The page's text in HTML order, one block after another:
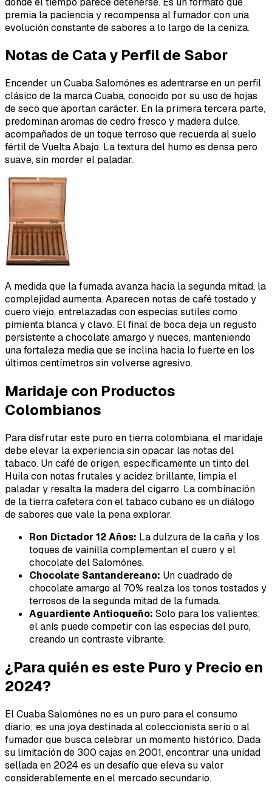
premia la paciencia y recompensa al fumador con una
evolución constante de sabores a lo largo de la ceniza.
Notas de Cata y Perfil de Sabor
Encender un Cuaba Salomónes es adentrarse en un perfil
clásico de la marca Cuaba, conocido por su uso de hojas
de seco que aportan carácter. En la primera tercera parte,
predominan aromas de cedro fresco y madera dulce,
acompañados de un toque terroso que recuerda al suelo
fértil de Vuelta Abajo. La textura del humo es densa pero
suave, sin morder el paladar.
A medida que la fumada avanza hacia la segunda mitad, la
complejidad aumenta. Aparecen notas de café tostado y
cuero viejo, entrelazadas con especias sutiles como
pimienta blanca y clavo. El final de boca deja un regusto
persistente a chocolate amargo y nueces, manteniendo
una fortaleza media que se inclina hacia lo fuerte en los
últimos centímetros sin volverse agresivo.
Maridaje con Productos
Colombianos
Para disfrutar este puro en tierra colombiana, el maridaje
debe elevar la experiencia sin opacar las notas del
tabaco. Un café de origen, específicamente un tinto del
Huila con notas frutales y acidez brillante, limpia el
paladar y resalta la madera del cigarro. La combinación
de la tierra cafetera con el tabaco cubano es un diálogo
de sabores que vale la pena explorar.
Ron Dictador 12 Años: La dulzura de la caña y los
toques de vainilla complementan el cuero y el
chocolate del Salomónes.
Chocolate Santandereano: Un cuadrado de
chocolate amargo al 70% realza los tonos tostados y
terrosos de la segunda mitad de la fumada.
Aguardiente Antioqueño: Solo para los valientes;
el anís puede competir con las especias del puro,
creando un contraste vibrante.
¿Para quién es este Puro y Precio en
2024?
El Cuaba Salomónes no es un puro para el consumo
diario; es una joya destinada al coleccionista serio o al
fumador que busca celebrar un momento histórico. Dada
su limitación de 300 cajas en 2001, encontrar una unidad
sellada en 2024 es un desafío que eleva su valor
considerablemente en el mercado secundario.